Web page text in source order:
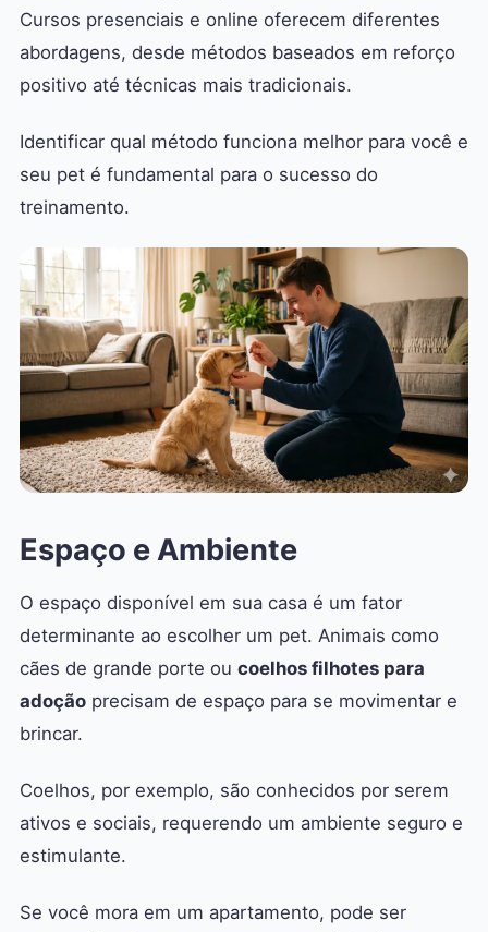
Cursos presenciais e online oferecem diferentes
abordagens, desde métodos baseados em reforço
positivo até técnicas mais tradicionais.
Identificar qual método funciona melhor para você e
seu pet é fundamental para o sucesso do
treinamento.
Espaço e Ambiente
O espaço disponível em sua casa é um fator
determinante ao escolher um pet. Animais como
cães de grande porte ou coelhos filhotes para
adoção precisam de espaço para se movimentar e
brincar.
Coelhos, por exemplo, são conhecidos por serem
ativos e sociais, requerendo um ambiente seguro e
estimulante.
Se você mora em um apartamento, pode ser